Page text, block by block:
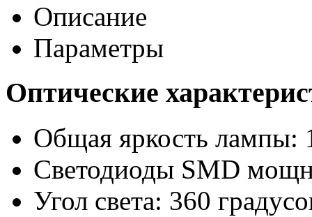
Описание
Параметры
Оптические
Общая яркость лампы:
Светодиоды SMD
Угол света: 360